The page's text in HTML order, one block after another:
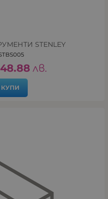
STENLEY
48.88 лв.
КУПИ